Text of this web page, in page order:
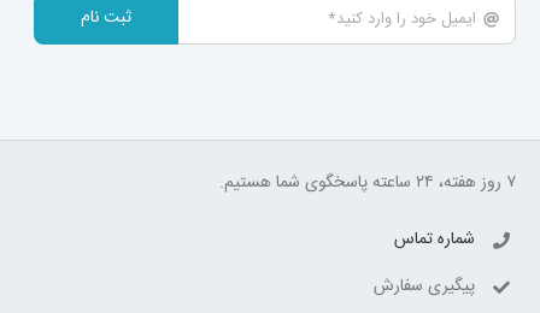
ثبت نام
۷ روز هفته، ۲۴ ساعته پاسخگوی شما هستیم.
شماره تماس
پیگیری سفارش